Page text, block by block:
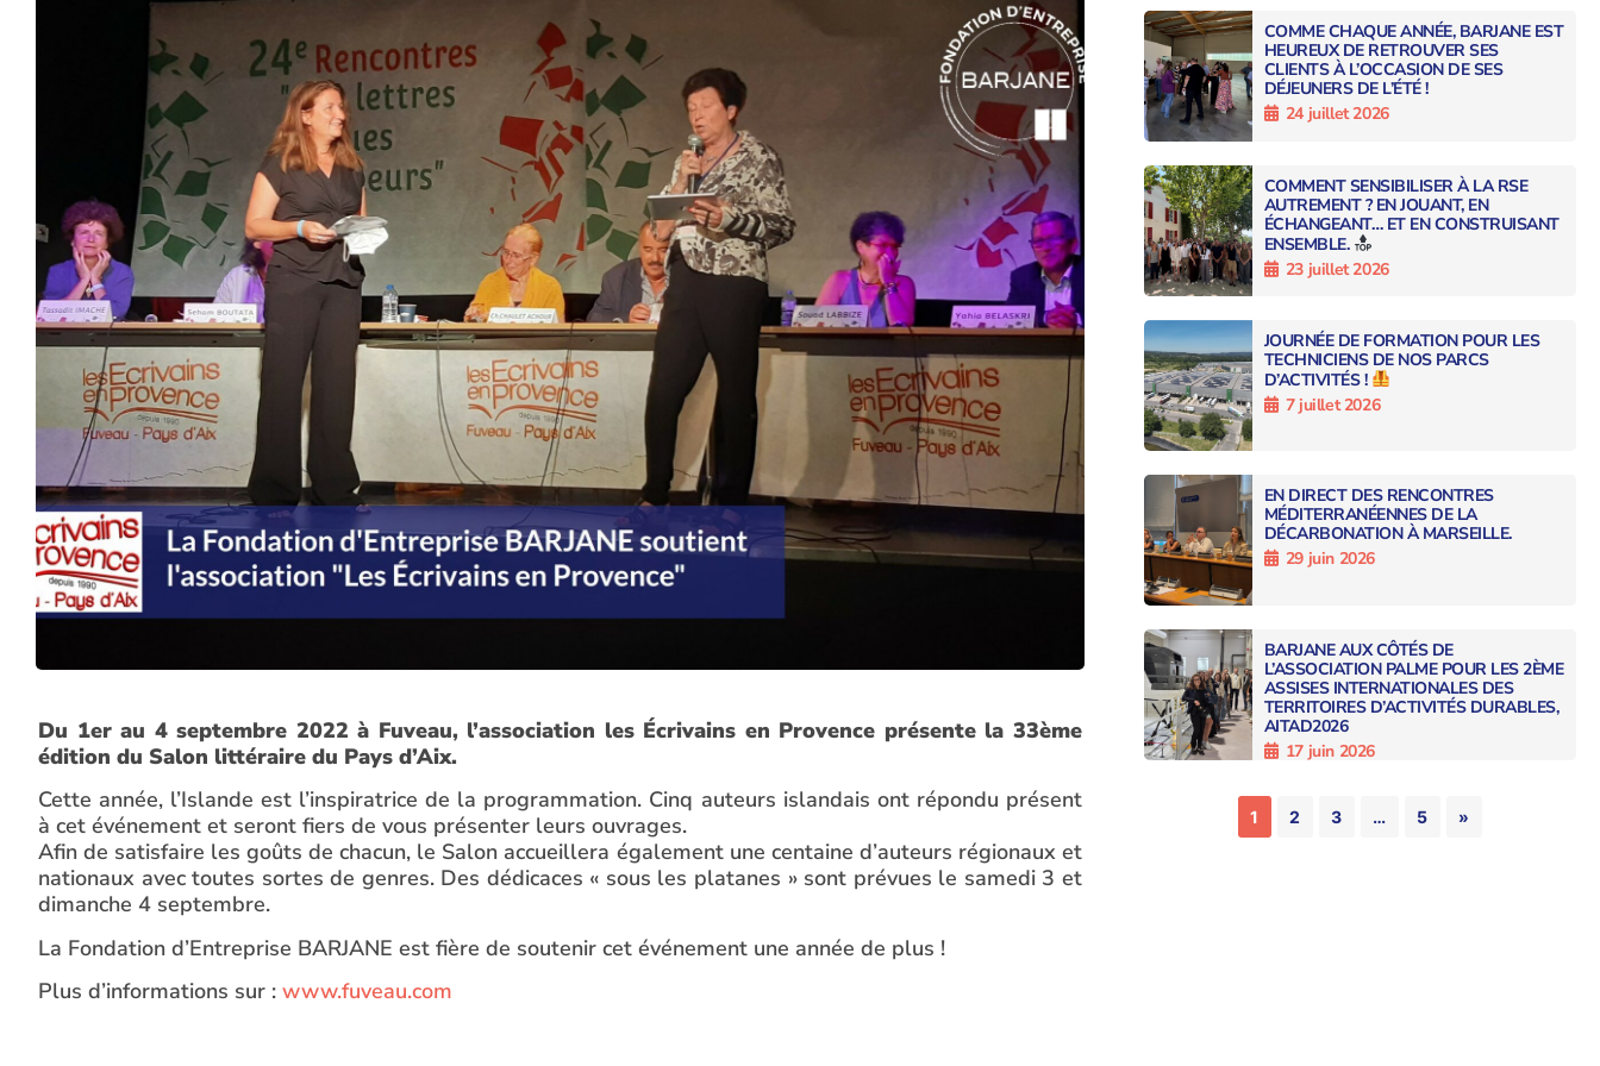
Du 1er au 4 septembre 2022 à Fuveau, l’association les Écrivains en Provence présente la 33ème
édition du Salon littéraire du Pays d’Aix.
Cette année, l’Islande est l’inspiratrice de la programmation. Cinq auteurs islandais ont répondu présent
à cet événement et seront fiers de vous présenter leurs ouvrages.
Afin de satisfaire les goûts de chacun, le Salon accueillera également une centaine d’auteurs régionaux et
nationaux avec toutes sortes de genres. Des dédicaces « sous les platanes » sont prévues le samedi 3 et
dimanche 4 septembre.
La Fondation d’Entreprise BARJANE est fière de soutenir cet événement une année de plus !
Plus d’informations sur : www.fuveau.com
COMME CHAQUE ANNÉE, BARJANE EST
HEUREUX DE RETROUVER SES
CLIENTS À L’OCCASION DE SES
DÉJEUNERS DE L’ÉTÉ !
24 juillet 2026
COMMENT SENSIBILISER À LA RSE
AUTREMENT ? EN JOUANT, EN
ÉCHANGEANT… ET EN CONSTRUISANT
ENSEMBLE.
23 juillet 2026
JOURNÉE DE FORMATION POUR LES
TECHNICIENS DE NOS PARCS
D’ACTIVITÉS !
7 juillet 2026
EN DIRECT DES RENCONTRES
MÉDITERRANÉENNES DE LA
DÉCARBONATION À MARSEILLE.
29 juin 2026
BARJANE AUX CÔTÉS DE
L’ASSOCIATION PALME POUR LES 2ÈME
ASSISES INTERNATIONALES DES
TERRITOIRES D’ACTIVITÉS DURABLES,
AITAD2026
17 juin 2026
1 2 3 … 5 »